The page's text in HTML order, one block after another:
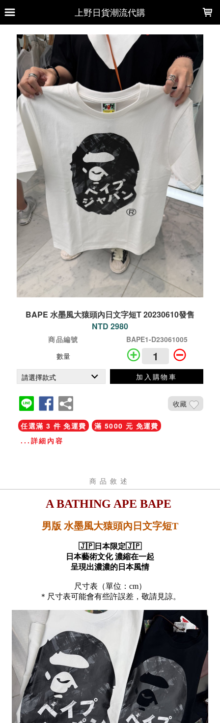
上野日貨潮流代購
BAPE 水墨風大猿頭內日文字短T 20230610發售
NTD 2980
商品編號
BAPE1-D23061005
數量
加入購物車
收藏
任選滿 3 件 免運費
滿 5000 元 免運費
...詳細內容
商品敘述